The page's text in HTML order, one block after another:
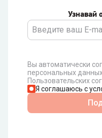
Узнавай
Вы автоматически
персональных
Пользовательских
Я соглашаюсь с